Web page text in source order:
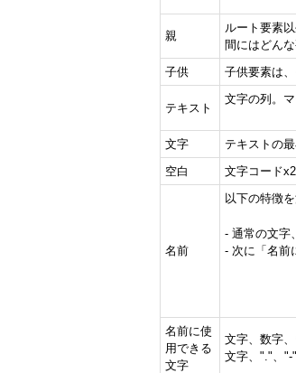
親
ルート要素
間にはどん
子供
子供要素は
テキスト
文字の列。
文字
テキストの
空白
文字コード
名前
以下の特徴
- 通常の文字
- 次に「名前
名前に使
用できる
文字
文字、数字
文字、"."、"-